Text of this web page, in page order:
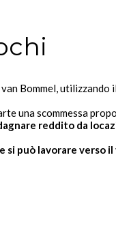
Bommel,
una scommessa
reddito da
può lavorare